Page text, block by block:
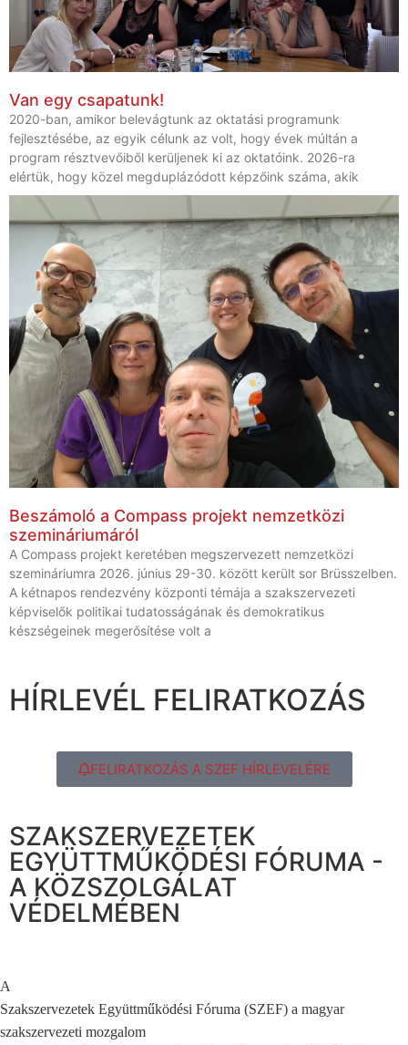
Van egy csapatunk!
2020-ban, amikor belevágtunk az oktatási programunk
fejlesztésébe, az egyik célunk az volt, hogy évek múltán a
program résztvevőiből kerüljenek ki az oktatóink. 2026-ra
elértük, hogy közel megduplázódott képzőink száma, akik
Beszámoló a Compass projekt nemzetközi
szemináriumáról
A Compass projekt keretében megszervezett nemzetközi
szemináriumra 2026. június 29-30. között került sor Brüsszelben.
A kétnapos rendezvény központi témája a szakszervezeti
képviselők politikai tudatosságának és demokratikus
készségeinek megerősítése volt a
HÍRLEVÉL FELIRATKOZÁS
FELIRATKOZÁS A SZEF HÍRLEVELÉRE
SZAKSZERVEZETEK
EGYÜTTMŰKÖDÉSI FÓRUMA -
A KÖZSZOLGÁLAT
VÉDELMÉBEN
A
Szakszervezetek Együttműködési Fóruma (SZEF) a magyar
szakszervezeti mozgalom